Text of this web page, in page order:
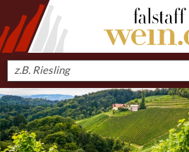
Produkt
suchen